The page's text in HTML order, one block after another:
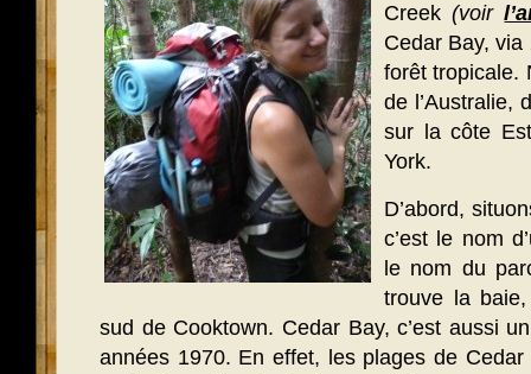
Creek(voir
Cedar Bay,
forêt tropicale.
de l’Australie,
sur la côte
York.
D’abord,
c’est le nom
le nom du
trouve la
sud de Cooktown. Cedar Bay, c’est aussi
années 1970. En effet, les plages de